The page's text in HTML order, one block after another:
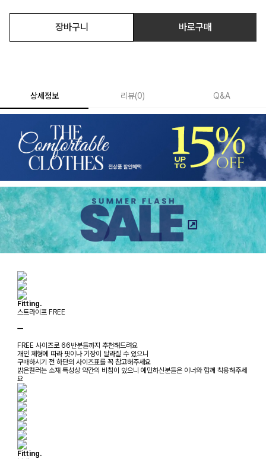
장바구니 바로구매
상세정보 리뷰(0) Q&A
Fitting.
스트라이프 FREE
ㅡ
FREE 사이즈로 66반분들까지 추천해드려요
개인 체형에 따라 핏이나 기장이 달라질 수 있으니
구매하시기 전 하단의 사이즈표를 꼭 참고해주세요
밝은컬러는 소재 특성상 약간의 비침이 있으니 예민하신분들은 이너와 함께 착용해주세
요
Fitting.